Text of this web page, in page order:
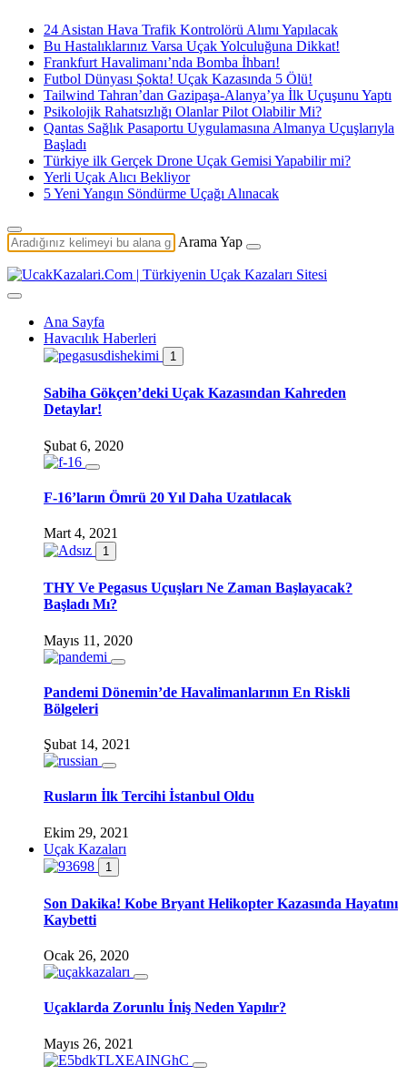
24 Asistan Hava Trafik Kontrolörü Alımı Yapılacak
Bu Hastalıklarınız Varsa Uçak Yolculuğuna Dikkat!
Frankfurt Havalimanı’nda Bomba İhbarı!
Futbol Dünyası Şokta! Uçak Kazasında 5 Ölü!
Tailwind Tahran’dan Gazipaşa-Alanya’ya İlk Uçuşunu Yaptı
Psikolojik Rahatsızlığı Olanlar Pilot Olabilir Mi?
Qantas Sağlık Pasaportu Uygulamasına Almanya Uçuşlarıyla
Başladı
Türkiye ilk Gerçek Drone Uçak Gemisi Yapabilir mi?
Yerli Uçak Alıcı Bekliyor
5 Yeni Yangın Söndürme Uçağı Alınacak
Arama Yap
Ana Sayfa
Havacılık Haberleri
1
Sabiha Gökçen’deki Uçak Kazasından Kahreden
Detaylar!
Şubat 6, 2020
F-16’ların Ömrü 20 Yıl Daha Uzatılacak
Mart 4, 2021
1
THY Ve Pegasus Uçuşları Ne Zaman Başlayacak?
Başladı Mı?
Mayıs 11, 2020
Pandemi Dönemin’de Havalimanlarının En Riskli
Bölgeleri
Şubat 14, 2021
Rusların İlk Tercihi İstanbul Oldu
Ekim 29, 2021
Uçak Kazaları
1
Son Dakika! Kobe Bryant Helikopter Kazasında Hayatını
Kaybetti
Ocak 26, 2020
Uçaklarda Zorunlu İniş Neden Yapılır?
Mayıs 26, 2021